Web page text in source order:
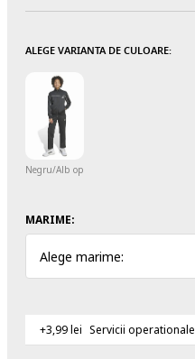
ALEGE VARIANTA DE CULOARE:
Negru/Alb optic
MARIME:
Alege marime:
+3,99 lei Servicii operationale